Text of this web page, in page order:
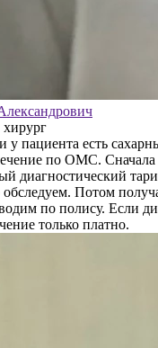
у пациента есть
по ОМС. Сначала
диагностический
Потом
по полису. Если
только платно.